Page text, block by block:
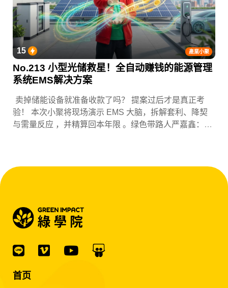
產業小聚
15
No.213 小型光储救星！全自动赚钱的能源管理
系统EMS解决方案
卖掉储能设备就准备收款了吗？ 提案过后才是真正考
验！ 本次小聚将现场演示 EMS 大脑，拆解套利、降契
与需量反应 ，并精算回本年限 。绿色带路人严嘉鑫：
首页